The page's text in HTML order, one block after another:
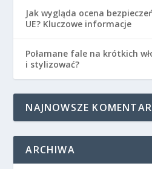
Jak wygląda ocena
UE? Kluczowe informacje
Połamane fale na krótkich
i stylizować?
NAJNOWSZE
ARCHIWA